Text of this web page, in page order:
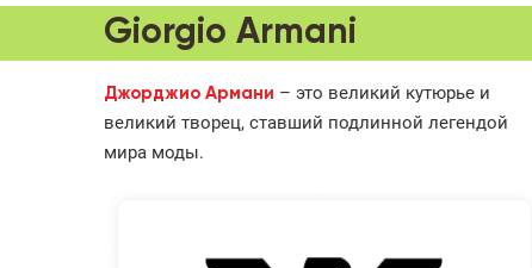
Giorgio Armani
Джорджио Армани – это великий кутюрье и
великий творец, ставший подлинной легендой
мира моды.